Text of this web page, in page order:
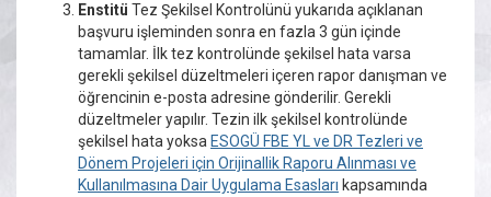
Enstitü Tez Şekilsel Kontrolünü yukarıda açıklanan
başvuru işleminden sonra en fazla 3 gün içinde
tamamlar. İlk tez kontrolünde şekilsel hata varsa
gerekli şekilsel düzeltmeleri içeren rapor danışman ve
öğrencinin e-posta adresine gönderilir. Gerekli
düzeltmeler yapılır. Tezin ilk şekilsel kontrolünde
şekilsel hata yoksa ESOGÜ FBE YL ve DR Tezleri ve
Dönem Projeleri için Orijinallik Raporu Alınması ve
Kullanılmasına Dair Uygulama Esasları kapsamında